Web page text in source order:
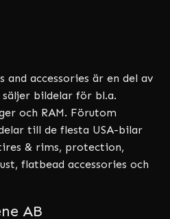
and accessories är en del av
bildelar för bl.a.
och RAM. Förutom
till de flesta USA-bilar
& rims, protection,
flatbead accessories och
AB